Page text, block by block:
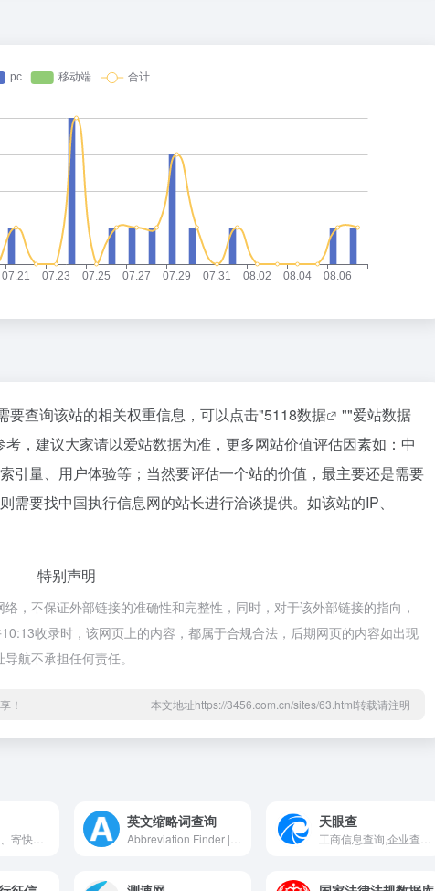
要查询该站的相关权重信息，可以点击"5118数据 ""爱站数据
，建议大家请以爱站数据为准，更多网站价值评估因素如：中
引量、用户体验等；当然要评估一个站的价值，最主要还是需要
要找中国执行信息网的站长进行洽谈提供。如该站的IP、
特别声明
，不保证外部链接的准确性和完整性，同时，对于该外部链接的指向，
收录时，该网页上的内容，都属于合规合法，后期网页的内容如出现
航不承担任何责任。
！ 本文地址https://3456.com.cn/sites/63.html转载请注明
英文缩略词查询 天眼查